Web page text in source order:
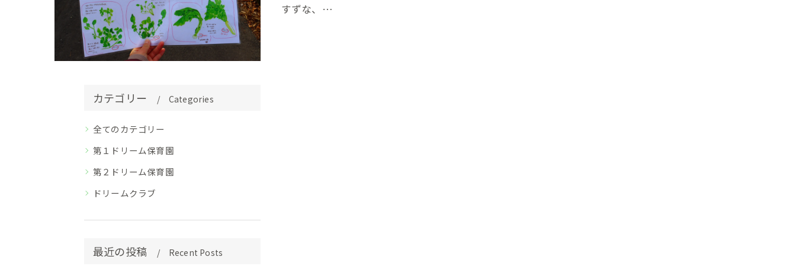
すずな、…
カテゴリー Categories
全てのカテゴリー
第１ドリーム保育園
第２ドリーム保育園
ドリームクラブ
最近の投稿 Recent Posts